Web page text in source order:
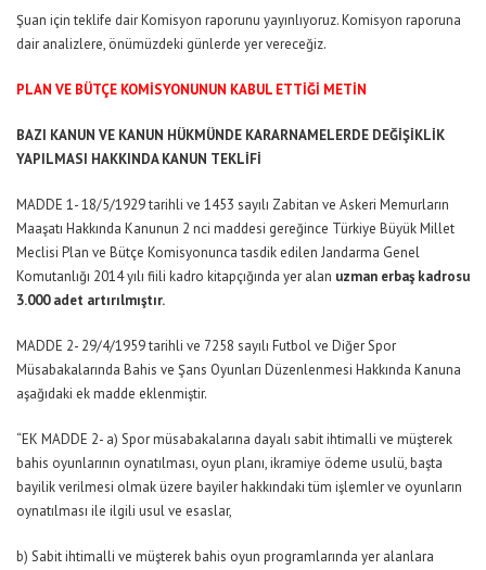
Şuan için teklife dair Komisyon raporunu yayınlıyoruz. Komisyon raporuna
dair analizlere, önümüzdeki günlerde yer vereceğiz.
PLAN VE BÜTÇE KOMİSYONUNUN KABUL ETTİĞİ METİN
BAZI KANUN VE KANUN HÜKMÜNDE KARARNAMELERDE DEĞİŞİKLİK
YAPILMASI HAKKINDA KANUN TEKLİFİ
MADDE 1- 18/5/1929 tarihli ve 1453 sayılı Zabitan ve Askeri Memurların
Maaşatı Hakkında Kanunun 2 nci maddesi gereğince Türkiye Büyük Millet
Meclisi Plan ve Bütçe Komisyonunca tasdik edilen Jandarma Genel
Komutanlığı 2014 yılı fiili kadro kitapçığında yer alan uzman erbaş kadrosu
3.000 adet artırılmıştır.
MADDE 2- 29/4/1959 tarihli ve 7258 sayılı Futbol ve Diğer Spor
Müsabakalarında Bahis ve Şans Oyunları Düzenlenmesi Hakkında Kanuna
aşağıdaki ek madde eklenmiştir.
“EK MADDE 2- a) Spor müsabakalarına dayalı sabit ihtimalli ve müşterek
bahis oyunlarının oynatılması, oyun planı, ikramiye ödeme usulü, başta
bayilik verilmesi olmak üzere bayiler hakkındaki tüm işlemler ve oyunların
oynatılması ile ilgili usul ve esaslar,
b) Sabit ihtimalli ve müşterek bahis oyun programlarında yer alanlara